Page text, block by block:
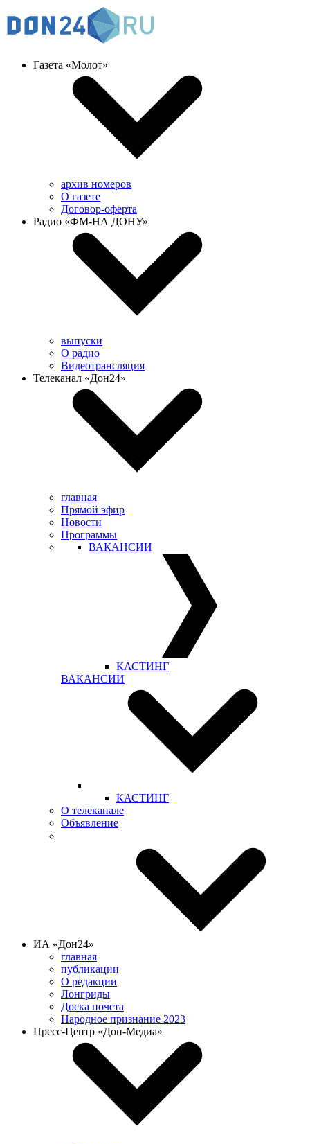
Газета «Молот»
архив номеров
О газете
Договор-оферта
Радио «ФМ-НА ДОНУ»
выпуски
О радио
Видеотрансляция
Телеканал «Дон24»
главная
Прямой эфир
Новости
Программы
ВАКАНСИИ
КАСТИНГ
ВАКАНСИИ
КАСТИНГ
О телеканале
Объявление
ИА «Дон24»
главная
публикации
О редакции
Лонгриды
Доска почета
Народное признание 2023
Пресс-Центр «Дон-Медиа»